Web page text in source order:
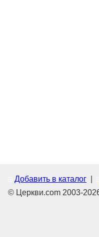
Добавить в каталог
© Церкви.com 2003-